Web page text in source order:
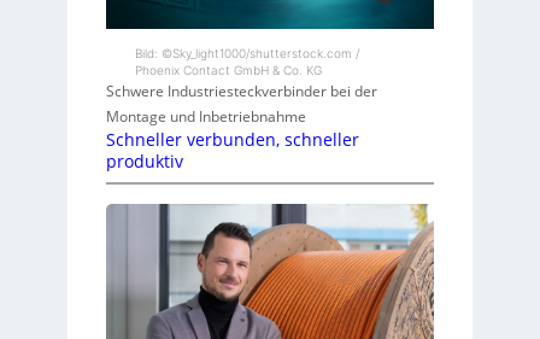
Bild: ©Sky_light1000/shutterstock.com /
Phoenix Contact GmbH & Co. KG
Schwere Industriesteckverbinder bei der
Montage und Inbetriebnahme
Schneller verbunden, schneller
produktiv